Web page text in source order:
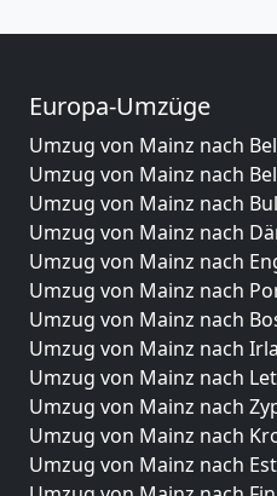
Europa-Umzüge
Umzug von Mainz nach
Umzug von Mainz nach
Umzug von Mainz nach
Umzug von Mainz nach
Umzug von Mainz nach
Umzug von Mainz nach
Umzug von Mainz nach
Umzug von Mainz nach
Umzug von Mainz nach
Umzug von Mainz nach
Umzug von Mainz nach
Umzug von Mainz nach